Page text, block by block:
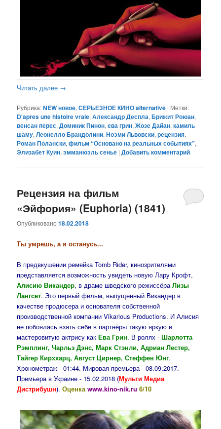
Читать далее →
Рубрика:NEW новое,СЕРЬЕЗНОЕ КИНО alternative | Метки:
D'apres une histoire vraie,Александр Деспла,Брижит Роюан,
венсан перес,Доминик Пинон,ева грин,Жозе Дайан,камиль
шаму,Леонелло Брандолини,Ноэми Львовски,рецензия,
Роман Полански,фильм “Основано на реальных событиях”,
Элизабет Куин,эмманюэль сенье |Добавить комментарий
Рецензия на фильм
«Эйфория» (Euphoria) (1841)
Опубликовано18.02.2018
Ты умрешь, а я останусь...
В предвкушении ремейка Tomb Rider, кинозрителями
представляется возможность увидеть новую Лару Крофт,
Алисию Викандер, в драме шведского режиссёраЛизы
Лангсет. Это первый фильм, выпущенный Викандер в
качестве продюсера и основателя собственной
производственной компании Vikarious Productions. И Алисия
не побоялась взять себе в партнёры такую яркую и
мастеровитую актрису как Ева Грин. В ролях - Шарлотта
Рэмплинг, Чарльз Дэнс, Марк Стэнли, Адриан Лестер,
Тайгер Кирххарц, Август Цирнер, Стеффен Юнг.
Хронометраж - 01:44. Мировая премьера - 08.09,2017.
Премьера в Украине - 15.02.2018 (Мульти Медиа
Дистрибушн).Оценкаwww.kino-nik.ru 6/10